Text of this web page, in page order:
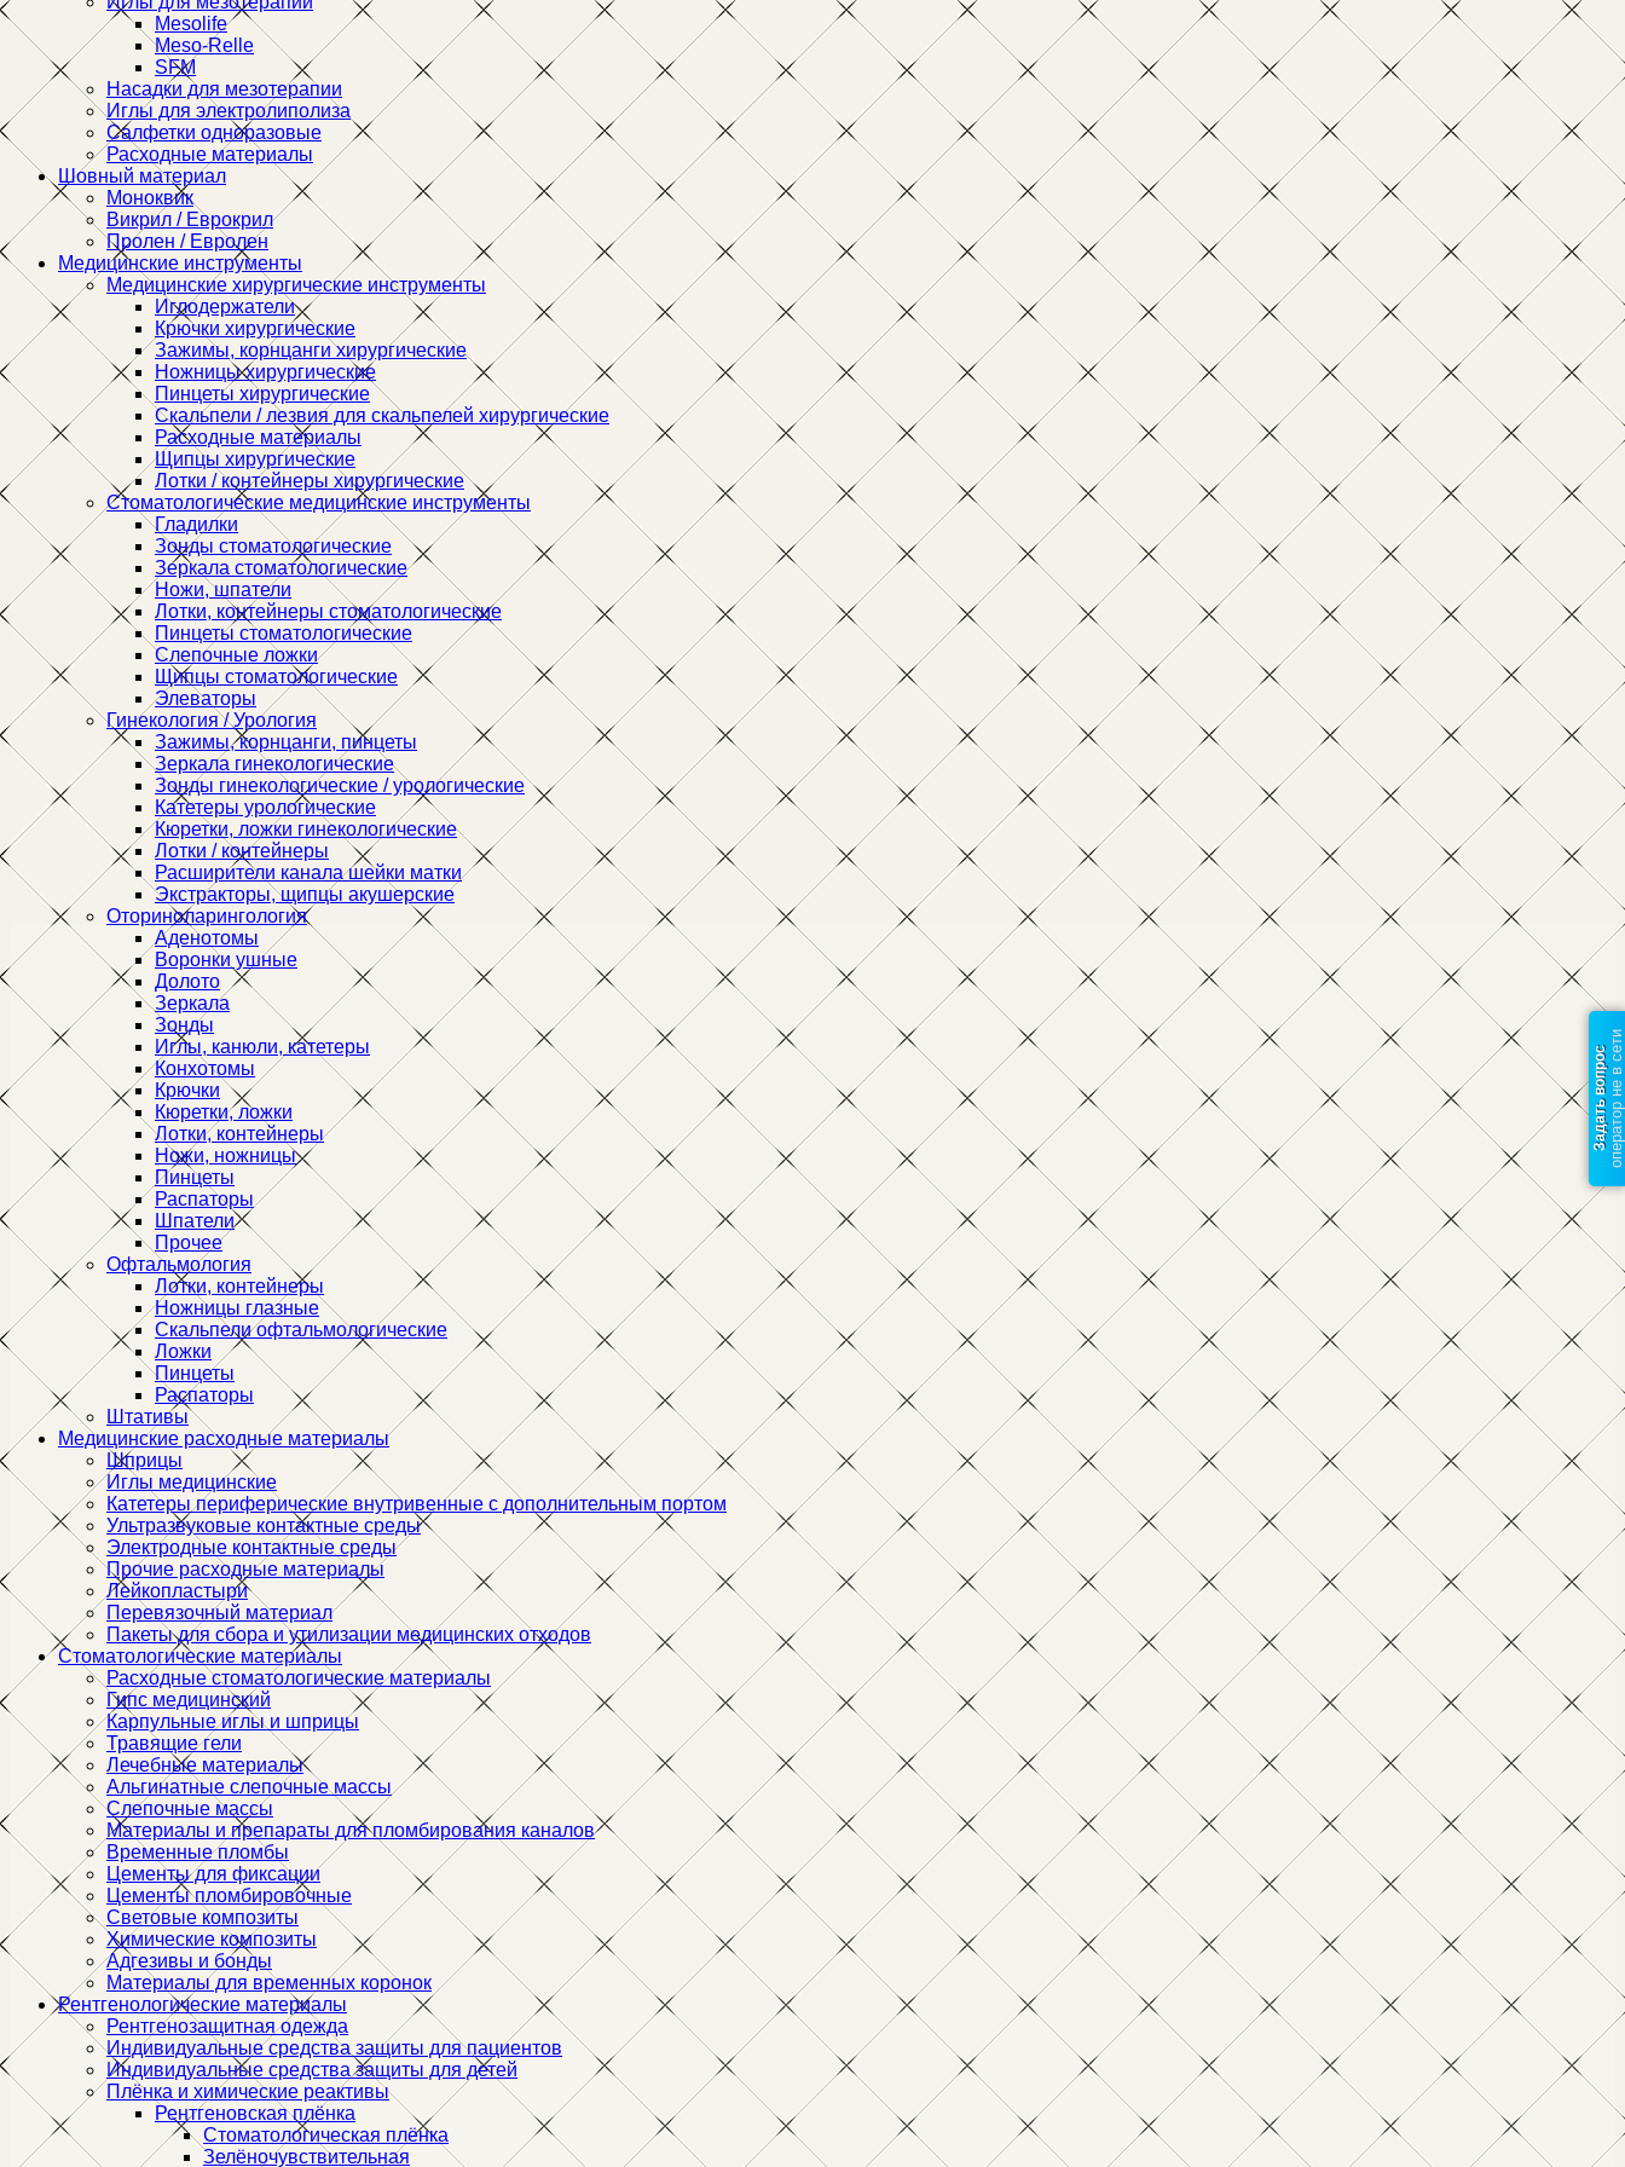
Mesolife
Meso-Relle
SFM
Насадки для мезотерапии
Иглы для электролиполиза
Салфетки одноразовые
Расходные материалы
Шовный материал
Моноквик
Викрил / Еврокрил
Пролен / Евролен
Медицинские инструменты
Медицинские хирургические инструменты
Иглодержатели
Крючки хирургические
Зажимы, корнцанги хирургические
Ножницы хирургические
Пинцеты хирургические
Скальпели / лезвия для скальпелей хирургические
Расходные материалы
Щипцы хирургические
Лотки / контейнеры хирургические
Стоматологические медицинские инструменты
Гладилки
Зонды стоматологические
Зеркала стоматологические
Ножи, шпатели
Лотки, контейнеры стоматологические
Пинцеты стоматологические
Слепочные ложки
Щипцы стоматологические
Элеваторы
Гинекология / Урология
Зажимы, корнцанги, пинцеты
Зеркала гинекологические
Зонды гинекологические / урологические
Катетеры урологические
Кюретки, ложки гинекологические
Лотки / контейнеры
Расширители канала шейки матки
Экстракторы, щипцы акушерские
Оториноларингология
Аденотомы
Воронки ушные
Долото
Зеркала
Зонды
Иглы, канюли, катетеры
Конхотомы
Крючки
Кюретки, ложки
Лотки, контейнеры
Ножи, ножницы
Пинцеты
Распаторы
Шпатели
Прочее
Офтальмология
Лотки, контейнеры
Ножницы глазные
Скальпели офтальмологические
Ложки
Пинцеты
Распаторы
Штативы
Медицинские расходные материалы
Шприцы
Иглы медицинские
Катетеры периферические внутривенные с дополнительным портом
Ультразвуковые контактные среды
Электродные контактные среды
Прочие расходные материалы
Лейкопластыри
Перевязочный материал
Пакеты для сбора и утилизации медицинских отходов
Стоматологические материалы
Расходные стоматологические материалы
Гипс медицинский
Карпульные иглы и шприцы
Травящие гели
Лечебные материалы
Альгинатные слепочные массы
Слепочные массы
Материалы и препараты для пломбирования каналов
Временные пломбы
Цементы для фиксации
Цементы пломбировочные
Световые композиты
Химические композиты
Адгезивы и бонды
Материалы для временных коронок
Рентгенологические материалы
Рентгенозащитная одежда
Индивидуальные средства защиты для пациентов
Индивидуальные средства защиты для детей
Плёнка и химические реактивы
Рентгеновская плёнка
Стоматологическая плёнка
Зелёночувствительная
Задать вопросоператор не в сети